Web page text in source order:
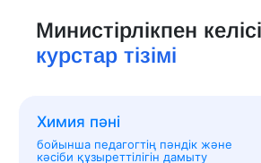
Министірлікпен
курстар тізімі
Химия пәні
бойынша педагогтің пәндік және
кәсіби құзыреттілігін дамыту